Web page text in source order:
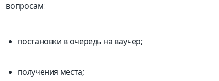
вопросам:
постановки в очередь на ваучер;
получения места;